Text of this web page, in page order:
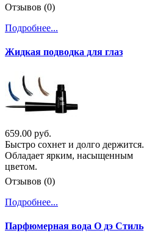
Отзывов (0)
Подробнее...
Жидкая подводка для глаз
659.00 руб.
Быстро сохнет и долго держится.
Обладает ярким, насыщенным
цветом.
Отзывов (0)
Подробнее...
Парфюмерная вода О дэ Стиль